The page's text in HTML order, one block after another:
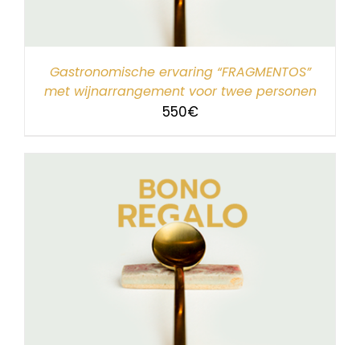
Gastronomische ervaring “FRAGMENTOS”
met wijnarrangement voor twee personen
550€